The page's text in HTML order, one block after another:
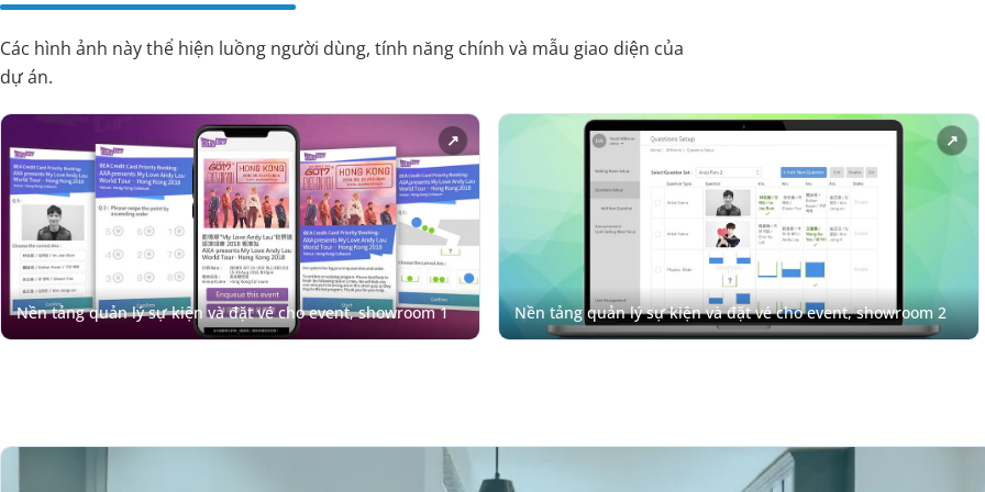
Các hình ảnh này thể hiện luồng người dùng, tính năng chính và mẫu giao diện của
dự án.